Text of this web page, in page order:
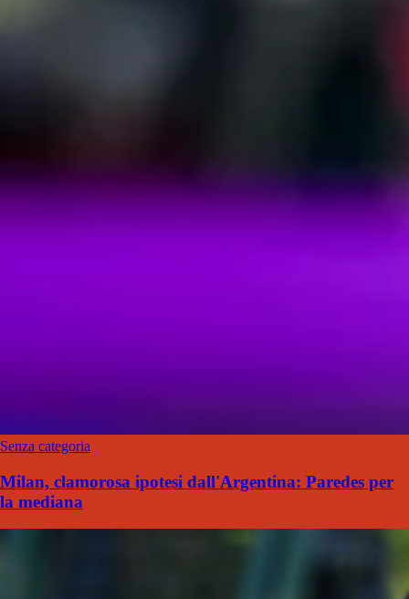
Senza categoria
Milan, clamorosa ipotesi dall'Argentina: Paredes per
la mediana